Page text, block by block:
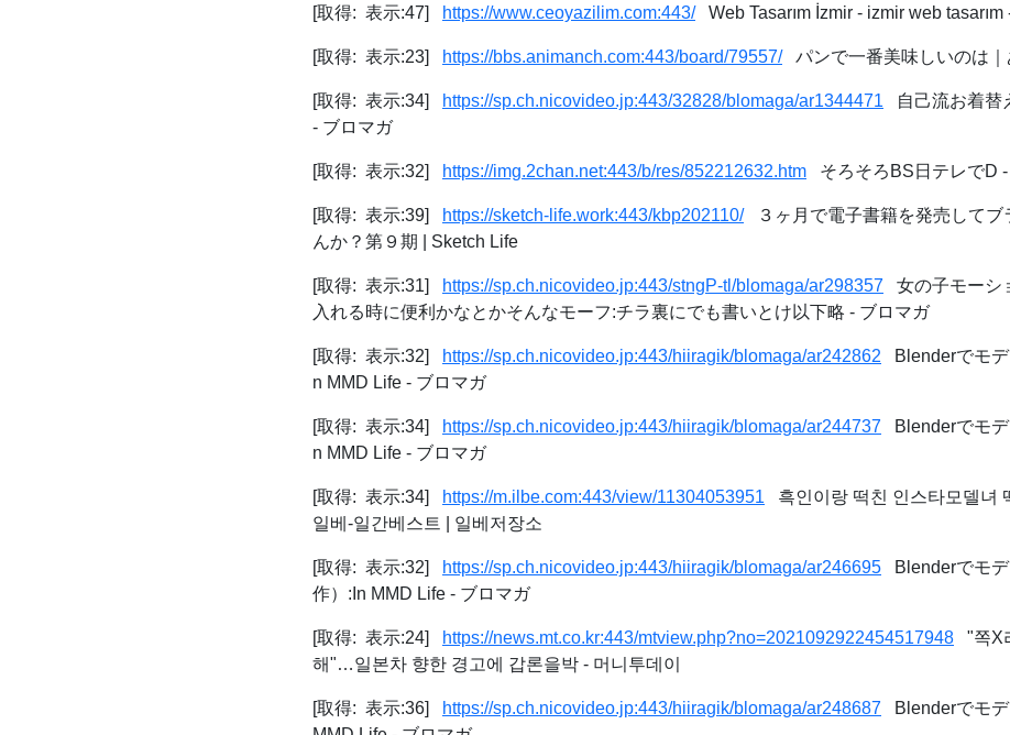
[取得: 表示:47] https://www.ceoyazilim.com:443/Web Tasarım İzmir - izmir web tasarım
[取得: 表示:23] https://bbs.animanch.com:443/board/79557/パンで一番美味しいのは｜
[取得: 表示:34] https://sp.ch.nicovideo.jp:443/32828/blomaga/ar1344471 自己流お着替
- ブロマガ
[取得: 表示:32] https://img.2chan.net:443/b/res/852212632.htm そろそろBS日テレでD
[取得: 表示:39] https://sketch-life.work:443/kbp202110/３ヶ月で電子書籍を発売してブ
んか？第９期 | Sketch Life
[取得: 表示:31] https://sp.ch.nicovideo.jp:443/stngP-tl/blomaga/ar298357 女の子モーシ
入れる時に便利かなとかそんなモーフ:チラ裏にでも書いとけ以下略 - ブロマガ
[取得: 表示:32] https://sp.ch.nicovideo.jp:443/hiiragik/blomaga/ar242862 Blenderでモデ
n MMD Life - ブロマガ
[取得: 表示:34] https://sp.ch.nicovideo.jp:443/hiiragik/blomaga/ar244737 Blenderでモデ
n MMD Life - ブロマガ
[取得: 表示:34] https://m.ilbe.com:443/view/11304053951 흑인이랑 떡친 인스타모델녀
일베-일간베스트 | 일베저장소
[取得: 表示:32] https://sp.ch.nicovideo.jp:443/hiiragik/blomaga/ar246695 Blenderでモ
作）:In MMD Life - ブロマガ
[取得: 表示:24] https://news.mt.co.kr:443/mtview.php?no=2021092922454517948 "쪽X
해"…일본차 향한 경고에 갑론을박 - 머니투데이
[取得: 表示:36] https://sp.ch.nicovideo.jp:443/hiiragik/blomaga/ar248687 Blenderでモ